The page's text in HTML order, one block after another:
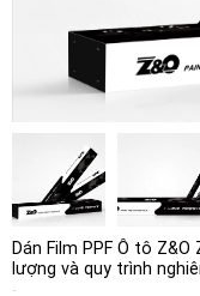
Dán Film PPF Ô tô
lượng và quy trình